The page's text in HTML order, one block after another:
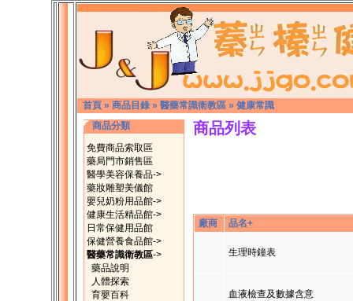
首頁 » 商品目錄 » 醫藥常識衛教區 » 健康常識
商品分類
免費商品索取區
藥局門市銷售區
醫學美容保養品->
藥妝雕塑美儀館
嬰兒奶粉用品館->
健康生活精品館->
日常保健用品館
保健營養食品館->
醫藥常識衛教區->
藥品說明
人體探索
育嬰百科
商品列表
廠商 品名+
生理時鐘表
血液檢查及數據含意